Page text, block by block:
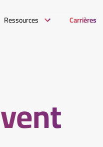
Ressources Carrières